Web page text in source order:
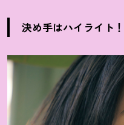
決め手はハイライト ！